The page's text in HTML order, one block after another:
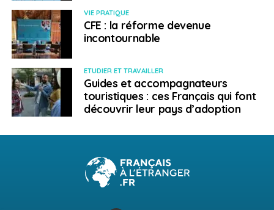
Philippe Duport
VIE PRATIQUE
CFE : la réforme devenue
incontournable
ETUDIER ET TRAVAILLER
Guides et accompagnateurs
touristiques : ces Français qui font
découvrir leur pays d’adoption